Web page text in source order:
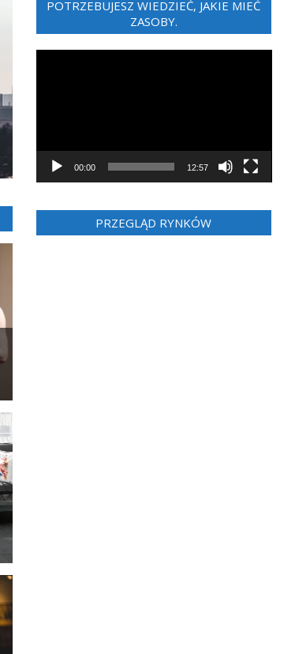
POTRZEBUJESZ WIEDZIEĆ, JAKIE MIEĆ
ZASOBY.
00:00 12:57
PRZEGLĄD RYNKÓW